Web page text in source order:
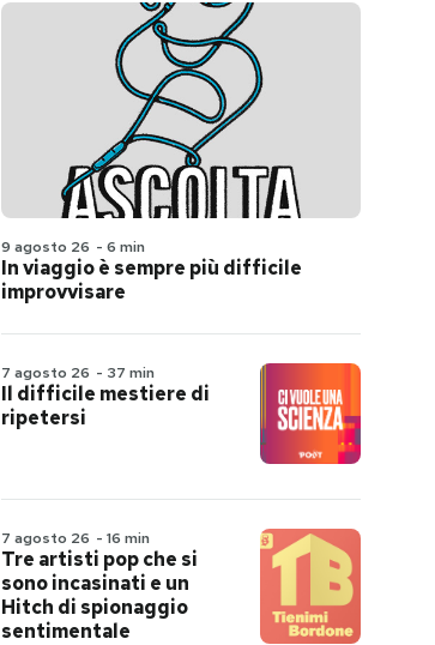
9 agosto 26 - 6 min
In viaggio è sempre più difficile
improvvisare
7 agosto 26 - 37 min
Il difficile mestiere di
ripetersi
7 agosto 26 - 16 min
Tre artisti pop che si
sono incasinati e un
Hitch di spionaggio
sentimentale